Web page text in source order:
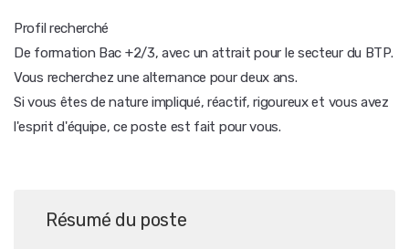
Profil recherché
De formation Bac +2/3, avec un attrait pour le secteur du BTP.
Vous recherchez une alternance pour deux ans.
Si vous êtes de nature impliqué, réactif, rigoureux et vous avez
l'esprit d'équipe, ce poste est fait pour vous.
Résumé du poste